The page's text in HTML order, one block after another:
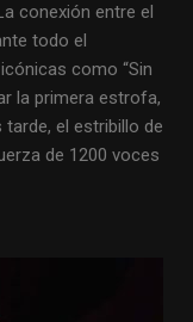
conexión entre el
todo el
como “Sin
la primera estrofa,
el estribillo de
de 1200 voces